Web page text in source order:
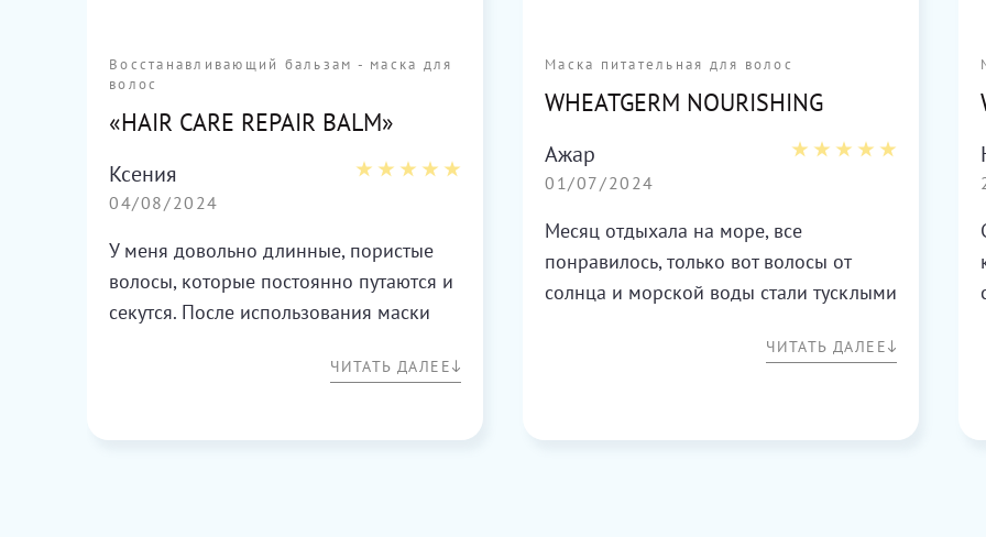
Восстанавливающий бальзам - маска для
волос
«HAIR CARE REPAIR BALM»
Ксения
04/08/2024
У меня довольно длинные, пористые
волосы, которые постоянно путаются и
секутся. После использования маски
более мягкими и послушными, легче
уменьшается, но, к сожалению, не
ЧИТАТЬ ДАЛЕЕ
Маска питательная для волос
WHEATGERM NOURISHING
Ажар
01/07/2024
Месяц отдыхала на море, все
понравилось, только вот волосы от
солнца и морской воды стали тусклыми
но действия хватало на 1 день. Сейчас
день после мытья головы. Совсем
ЧИТАТЬ ДАЛЕЕ